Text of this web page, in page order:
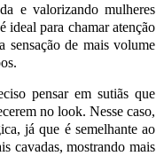
e valorizando mulheres
ideal para chamar atenção
sensação de mais volume
pensar em sutiãs que
no look. Nesse caso,
já que é semelhante ao
cavadas, mostrando mais